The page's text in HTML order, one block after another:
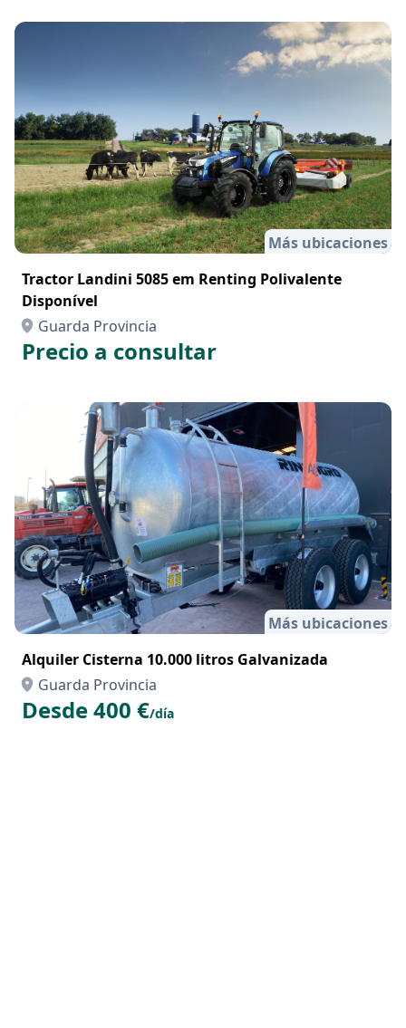
Más ubicaciones
Tractor Landini 5085 em Renting Polivalente
Disponível
Guarda Provincia
Precio a consultar
Más ubicaciones
Alquiler Cisterna 10.000 litros Galvanizada
Guarda Provincia
Desde 400 €/día